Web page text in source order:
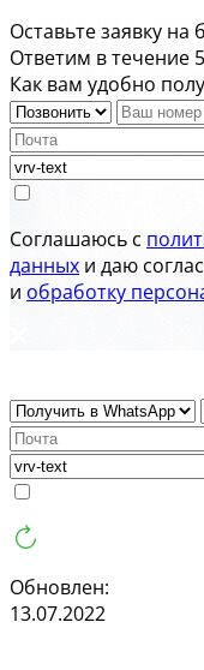
Оставьте заявку
Ответим в течение
Как вам удобно
Соглашаюсь с
данных и даю
и обработку
Обновлен:
13.07.2022